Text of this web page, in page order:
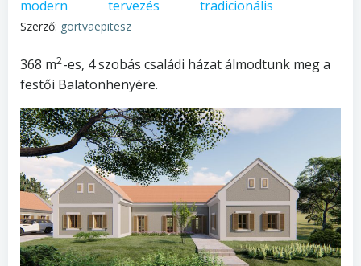
modern
tervezés tradicionális
Szerző: gortvaepitesz
368 m2-es, 4 szobás családi házat álmodtunk meg a
festői Balatonhenyére.